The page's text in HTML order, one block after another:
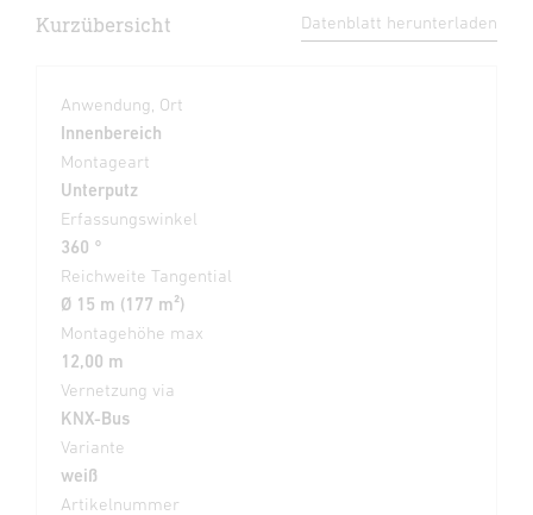
Kurzübersicht Datenblatt herunterladen
Anwendung, Ort
Innenbereich
Montageart
Unterputz
Erfassungswinkel
360 °
Reichweite Tangential
Ø 15 m (177 m²)
Montagehöhe max
12,00 m
Vernetzung via
KNX-Bus
Variante
weiß
Artikelnummer